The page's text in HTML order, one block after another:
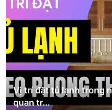
Vị trí đặt tủ lạnh trong
quan tr...